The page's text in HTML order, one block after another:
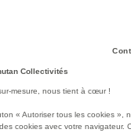
animaux
Collectivités
mesure, nous tient à cœur !
« Autoriser tous les cookies »,
cookies avec votre navigateur.